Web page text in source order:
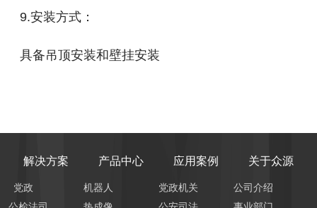
9.安装⽅式：
具备吊顶安装和壁挂安装
解决方案
党政
产品中心
机器人
应用案例
党政机关
关于众源
公司介绍